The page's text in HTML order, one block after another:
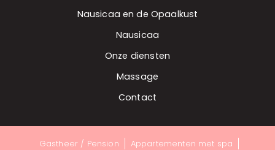
Nausicaa en de Opaalkust
Nausicaa
Onze diensten
Massage
Contact
Gastheer / Pension Appartementen met spa